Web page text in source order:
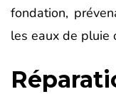
fondation,
les eaux de pluie